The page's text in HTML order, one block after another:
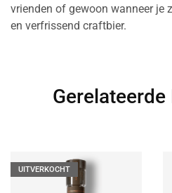
vrienden of gewoon wanneer je
en verfrissend craftbier.
UITVERKOCHT